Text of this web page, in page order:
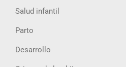
Salud infantil
Parto
Desarrollo